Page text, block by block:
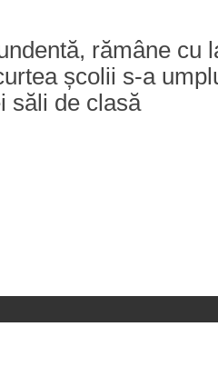
rămâne cu
școlii s-a
săli de clasă